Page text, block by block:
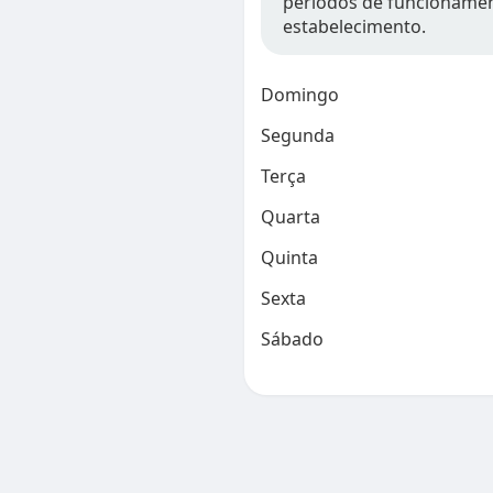
estabelecimento.
Domingo
Segunda
Terça
Quarta
Quinta
Sexta
Sábado